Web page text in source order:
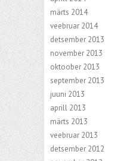
märts 2014
veebruar 2014
detsember 2013
november 2013
oktoober 2013
september 2013
juuni 2013
aprill 2013
märts 2013
veebruar 2013
detsember 2012